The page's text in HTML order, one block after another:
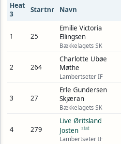
Heat
3
Startnr Navn
1 25
Emilie Victoria
Ellingsen
Bækkelagets SK
2 264
Charlotte Ubøe
Møthe
Lambertseter IF
3 27
Erle Gundersen
Skjæran
Bækkelagets SK
4 279
Live Øritsland
Josten stat
Lambertseter IF